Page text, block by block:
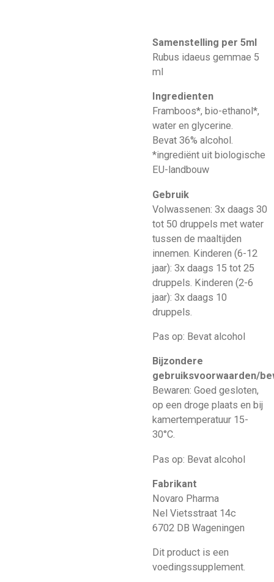
Samenstelling per 5ml
Rubus idaeus gemmae 5
ml
Ingredienten
Framboos*, bio-ethanol*,
water en glycerine.
Bevat 36% alcohol.
*ingrediënt uit biologische
EU-landbouw
Gebruik
Volwassenen: 3x daags 30
tot 50 druppels met water
tussen de maaltijden
innemen. Kinderen (6-12
jaar): 3x daags 15 tot 25
druppels. Kinderen (2-6
jaar): 3x daags 10
druppels.
Pas op: Bevat alcohol
Bijzondere
gebruiksvoorwaarden/
Bewaren: Goed gesloten,
op een droge plaats en bij
kamertemperatuur 15-
30°C.
Pas op: Bevat alcohol
Fabrikant
Novaro Pharma
Nel Vietsstraat 14c
6702 DB Wageningen
Dit product is een
voedingssupplement.